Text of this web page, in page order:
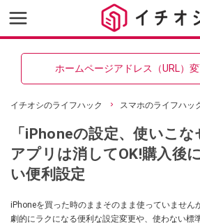
ホームページアドレス（URL）
イチオシのライフハック スマホのライフハッ
「iPhoneの設定、使いこ
アプリは消してOK!購入後
い便利設定
iPhoneを買った時のままそのまま使っていません
劇的にラクになる便利な設定変更や、使わない標